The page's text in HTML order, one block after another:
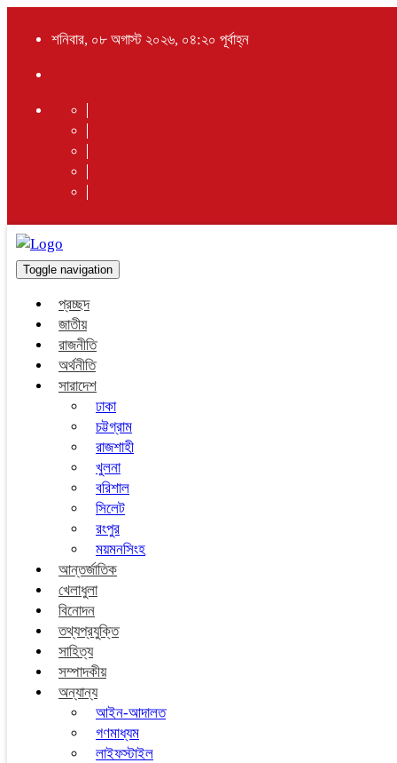
শনিবার, ০৮ অগাস্ট ২০২৬, ০৪:২০ পূর্বাহ্ন
Toggle navigation
প্রচ্ছদ
জাতীয়
রাজনীতি
অর্থনীতি
সারাদেশ
ঢাকা
চট্টগ্রাম
রাজশাহী
খুলনা
বরিশাল
সিলেট
রংপুর
ময়মনসিংহ
আন্তর্জাতিক
খেলাধুলা
বিনোদন
তথ্যপ্রযুক্তি
সাহিত্য
সম্পাদকীয়
অন্যান্য
আইন-আদালত
গণমাধ্যম
লাইফস্টাইল